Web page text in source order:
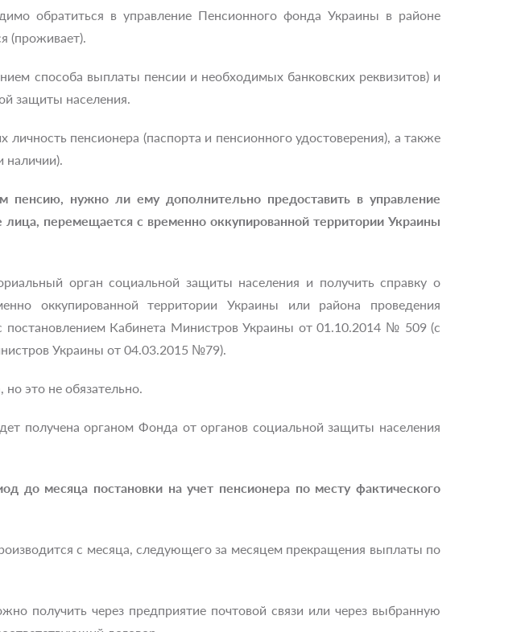
обратиться в управление Пенсионного фонда Украины в районе
(проживает).
способа выплаты пенсии и необходимых банковских реквизитов) и
защиты населения.
пенсионера (паспорта и пенсионного удостоверения), а также
наличии).
пенсию, нужно ли ему дополнительно предоставить в управление
лица, перемещается с временно оккупированной территории Украины
орган социальной защиты населения и получить справку о
оккупированной территории Украины или района проведения
постановлением Кабинета Министров Украины от 01.10.2014 № 509 (с
Украины от 04.03.2015 №79).
это не обязательно.
получена органом Фонда от органов социальной защиты населения
до месяца постановки на учет пенсионера по месту фактического
с месяца, следующего за месяцем прекращения выплаты по
получить через предприятие почтовой связи или через выбранную